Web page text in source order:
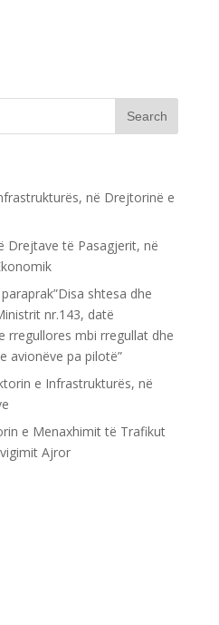
në Drejtorinë e
Drejtave të Pasagjerit, në
shtesa dhe
nr.143, datë
rregullores mbi rregullat dhe
avionëve pa pilotë”
e Infrastrukturës, në
e Menaxhimit të Trafikut
Ajror